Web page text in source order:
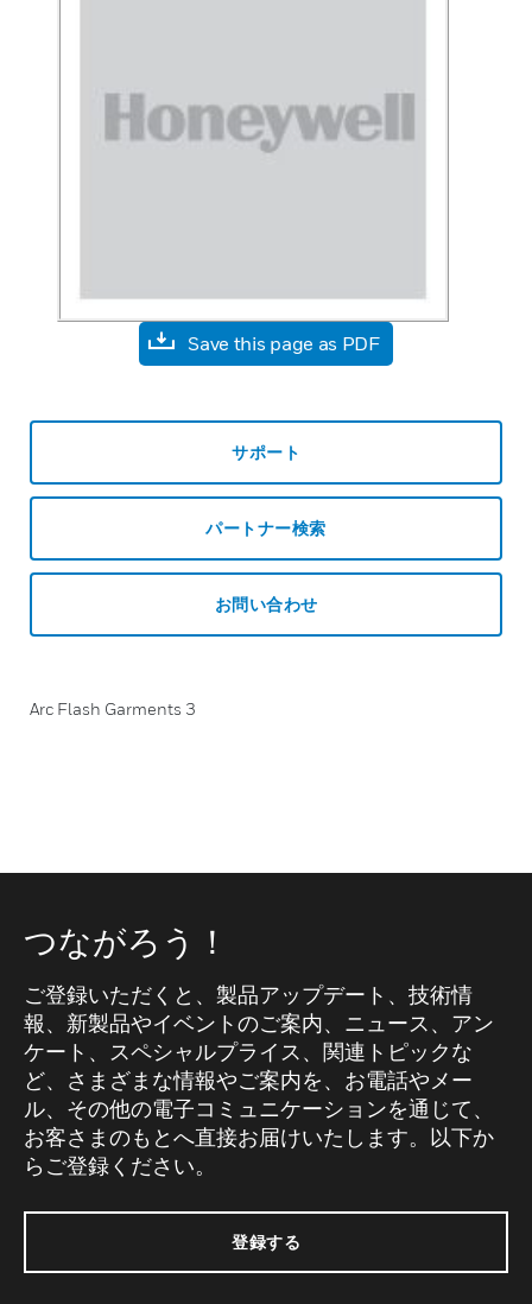
Save this page as PDF
サポート
パートナー検索
お問い合わせ
Arc Flash Garments 3
つながろう！
ご登録いただくと、製品アップデート、技術情
報、新製品やイベントのご案内、ニュース、アン
ケート、スペシャルプライス、関連トピックな
ど、さまざまな情報やご案内を、お電話やメー
ル、その他の電子コミュニケーションを通じて、
お客さまのもとへ直接お届けいたします。以下か
らご登録ください。
登録する